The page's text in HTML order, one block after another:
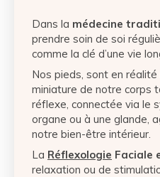
Dans la médecine
prendre soin de soi
comme la clé d’une vie
Nos pieds, sont en
miniature de notre corps
réflexe, connectée via le
organe ou à une glande,
notre bien-être intérieur.
La Réflexologie Faciale
relaxation ou de